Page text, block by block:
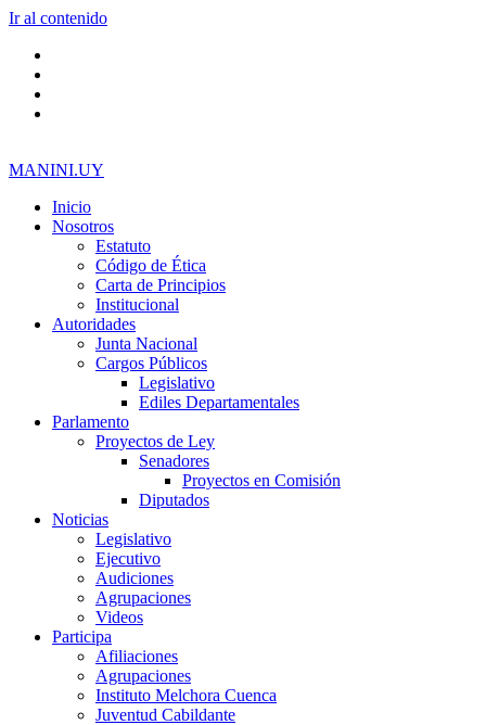
Ir al contenido
MANINI.UY
Inicio
Nosotros
Estatuto
Código de Ética
Carta de Principios
Institucional
Autoridades
Junta Nacional
Cargos Públicos
Legislativo
Ediles Departamentales
Parlamento
Proyectos de Ley
Senadores
Proyectos en Comisión
Diputados
Noticias
Legislativo
Ejecutivo
Audiciones
Agrupaciones
Videos
Participa
Afiliaciones
Agrupaciones
Instituto Melchora Cuenca
Juventud Cabildante